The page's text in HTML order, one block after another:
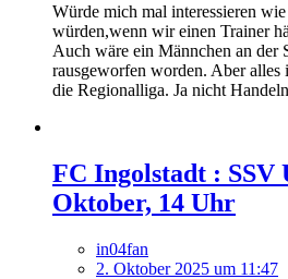
Würde mich mal interessieren
würden,wenn wir einen Trainer
Auch wäre ein Männchen an der
rausgeworfen worden. Aber
die Regionalliga. Ja nicht Handeln
FC Ingolstadt : SSV
Oktober, 14 Uhr
in04fan
2. Oktober 2025 um 11:47